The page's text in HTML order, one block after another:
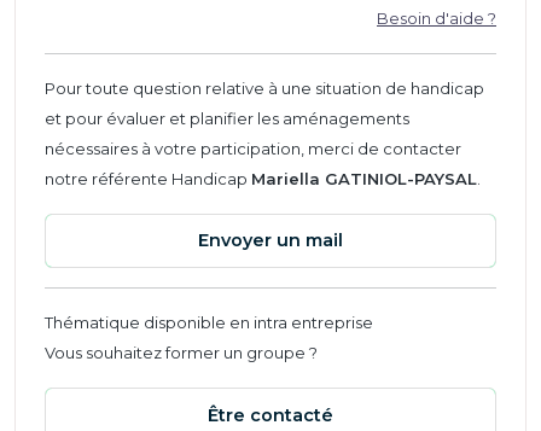
Besoin d'aide ?
Pour toute question relative à une situation de handicap
et pour évaluer et planifier les aménagements
nécessaires à votre participation, merci de contacter
notre référente Handicap Mariella GATINIOL-PAYSAL
Envoyer un mail
Thématique disponible en intra entreprise
Vous souhaitez former un groupe ?
Être contacté